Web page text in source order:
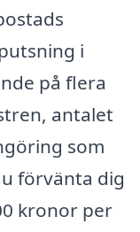
i
på flera
antalet
som
förvänta dig
kronor per